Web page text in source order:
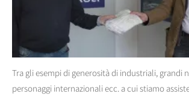
Tra gli esempi di generosità di industriali, grandi
personaggi internazionali ecc. a cui stiamo